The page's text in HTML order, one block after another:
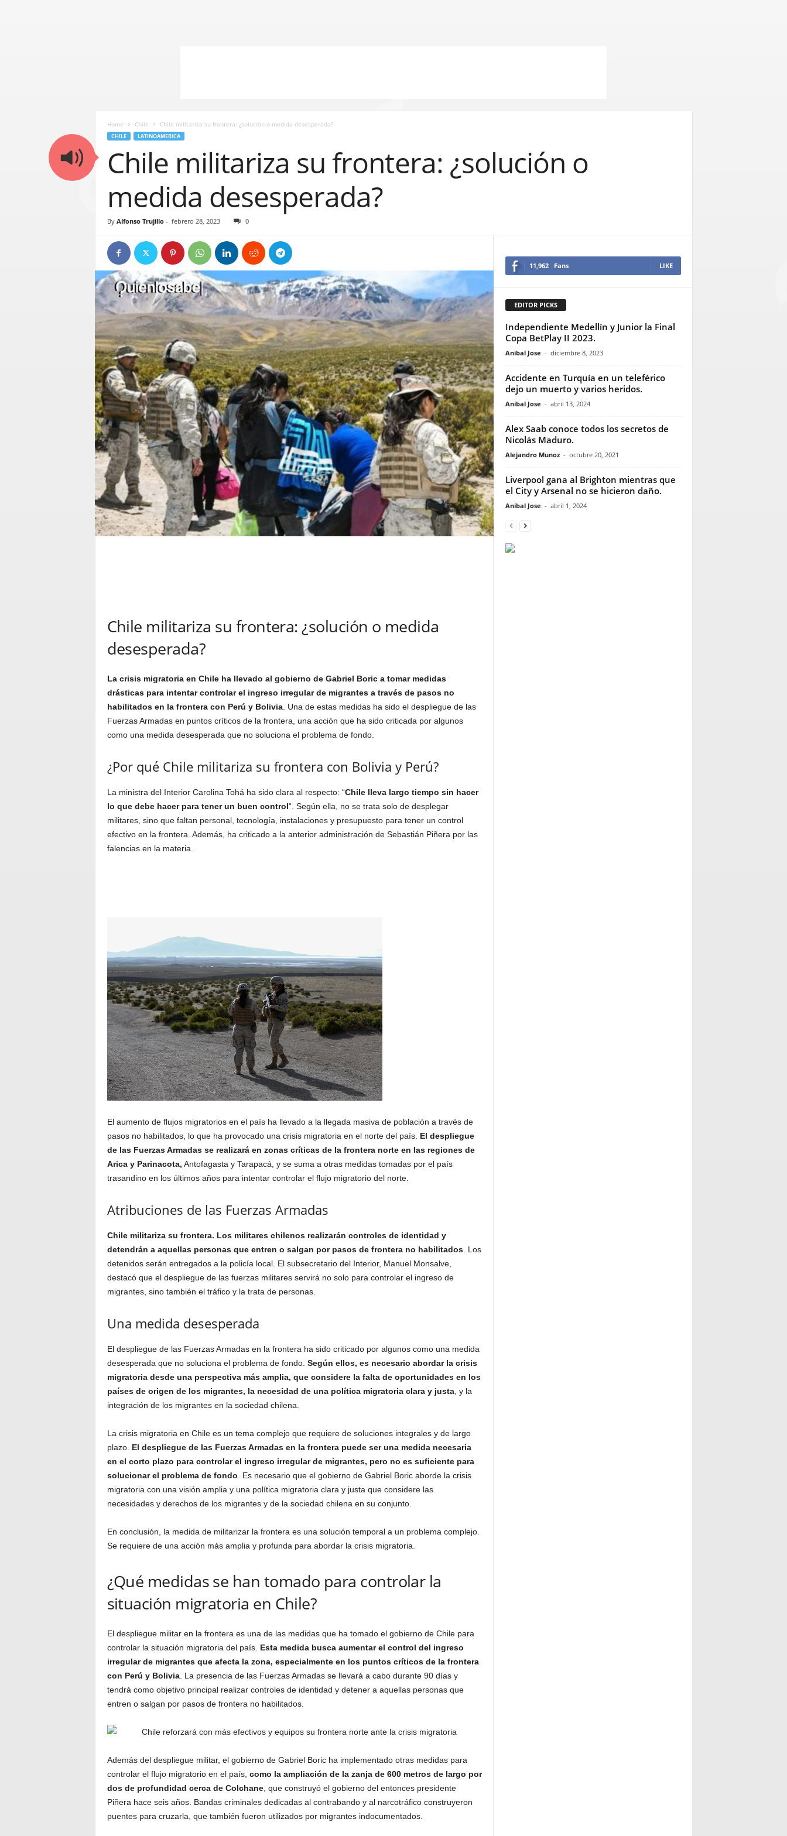
Home Chile Chile militariza su frontera: ¿solución o medida desesperada?
CHILE LATINOAMERICA
Chile militariza su frontera: ¿solución o
medida desesperada?
By Alfonso Trujillo- febrero 28, 2023 0
Chile militariza su frontera: ¿solución o medida
desesperada?
La crisis migratoria en Chile ha llevado al gobierno de Gabriel Boric a tomar medidas
drásticas para intentar controlar el ingreso irregular de migrantes a través de pasos no
habilitados en la frontera con Perú y Bolivia. Una de estas medidas ha sido el despliegue de las
Fuerzas Armadas en puntos críticos de la frontera, una acción que ha sido criticada por algunos
como una medida desesperada que no soluciona el problema de fondo.
¿Por qué Chile militariza su frontera con Bolivia y Perú?
La ministra del Interior Carolina Tohá ha sido clara al respecto: “Chile lleva largo tiempo sin hacer
lo que debe hacer para tener un buen control“. Según ella, no se trata solo de desplegar
militares, sino que faltan personal, tecnología, instalaciones y presupuesto para tener un control
efectivo en la frontera. Además, ha criticado a la anterior administración de Sebastián Piñera por las
falencias en la materia.
El aumento de flujos migratorios en el país ha llevado a la llegada masiva de población a través de
pasos no habilitados, lo que ha provocado una crisis migratoria en el norte del país. El despliegue
de las Fuerzas Armadas se realizará en zonas críticas de la frontera norte en las regiones de
Arica y Parinacota, Antofagasta y Tarapacá, y se suma a otras medidas tomadas por el país
trasandino en los últimos años para intentar controlar el flujo migratorio del norte.
Atribuciones de las Fuerzas Armadas
Chile militariza su frontera. Los militares chilenos realizarán controles de identidad y
detendrán a aquellas personas que entren o salgan por pasos de frontera no habilitados. Los
detenidos serán entregados a la policía local. El subsecretario del Interior, Manuel Monsalve,
destacó que el despliegue de las fuerzas militares servirá no solo para controlar el ingreso de
migrantes, sino también el tráfico y la trata de personas.
Una medida desesperada
El despliegue de las Fuerzas Armadas en la frontera ha sido criticado por algunos como una medida
desesperada que no soluciona el problema de fondo. Según ellos, es necesario abordar la crisis
migratoria desde una perspectiva más amplia, que considere la falta de oportunidades en los
países de origen de los migrantes, la necesidad de una política migratoria clara y justa, y la
integración de los migrantes en la sociedad chilena.
La crisis migratoria en Chile es un tema complejo que requiere de soluciones integrales y de largo
plazo. El despliegue de las Fuerzas Armadas en la frontera puede ser una medida necesaria
en el corto plazo para controlar el ingreso irregular de migrantes, pero no es suficiente para
solucionar el problema de fondo . Es necesario que el gobierno de Gabriel Boric aborde la crisis
migratoria con una visión amplia y una política migratoria clara y justa que considere las
necesidades y derechos de los migrantes y de la sociedad chilena en su conjunto.
En conclusión, la medida de militarizar la frontera es una solución temporal a un problema complejo.
Se requiere de una acción más amplia y profunda para abordar la crisis migratoria.
¿Qué medidas se han tomado para controlar la
situación migratoria en Chile?
El despliegue militar en la frontera es una de las medidas que ha tomado el gobierno de Chile para
controlar la situación migratoria del país. Esta medida busca aumentar el control del ingreso
irregular de migrantes que afecta la zona, especialmente en los puntos críticos de la frontera
con Perú y Bolivia. La presencia de las Fuerzas Armadas se llevará a cabo durante 90 días y
tendrá como objetivo principal realizar controles de identidad y detener a aquellas personas que
entren o salgan por pasos de frontera no habilitados.
Además del despliegue militar, el gobierno de Gabriel Boric ha implementado otras medidas para
controlar el flujo migratorio en el país, como la ampliación de la zanja de 600 metros de largo por
dos de profundidad cerca de Colchane, que construyó el gobierno del entonces presidente
Piñera hace seis años. Bandas criminales dedicadas al contrabando y al narcotráfico construyeron
puentes para cruzarla, que también fueron utilizados por migrantes indocumentados.
11,962 Fans LIKE
EDITOR PICKS
Independiente Medellín y Junior la Final
Copa BetPlay II 2023.
Anibal Jose - diciembre 8, 2023
Accidente en Turquía en un teleférico
dejo un muerto y varios heridos.
Anibal Jose - abril 13, 2024
Alex Saab conoce todos los secretos de
Nicolás Maduro.
Alejandro Munoz - octubre 20, 2021
Liverpool gana al Brighton mientras que
el City y Arsenal no se hicieron daño.
Anibal Jose - abril 1, 2024